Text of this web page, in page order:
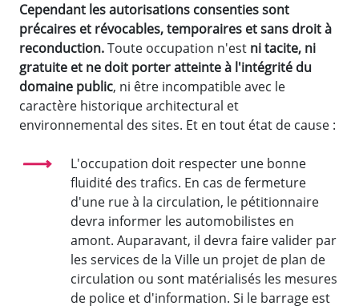
Cependant les autorisations consenties sont
précaires et révocables, temporaires et sans droit à
reconduction.Toute occupation n'est ni tacite, ni
gratuite et ne doit porter atteinte à l'intégrité du
domaine public, ni être incompatible avec le
caractère historique architectural et
environnemental des sites. Et en tout état de cause :
L'occupation doit respecter une bonne
fluidité des trafics. En cas de fermeture
d'une rue à la circulation, le pétitionnaire
devra informer les automobilistes en
amont. Auparavant, il devra faire valider par
les services de la Ville un projet de plan de
circulation ou sont matérialisés les mesures
de police et d'information. Si le barrage est